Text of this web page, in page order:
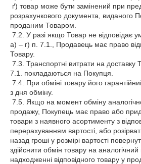
ґ) товар може бути замінений при
розрахункового документа, виданого
проданим Товаром.
7.2. У разі якщо Товар не відповідає
а) – г) п. 7.1., Продавець має право
Товару.
7.3. Транспортні витрати на доставку
7.1. покладаються на Покупця.
7.4. При обміні товару його
з дня обміну.
7.5. Якщо на момент обміну
продажу, Покупець має право або
товари з наявного асортименту з
перерахуванням вартості, або
назад гроші у розмірі вартості
здійснити обмін товару на
надходженні відповідного товару у